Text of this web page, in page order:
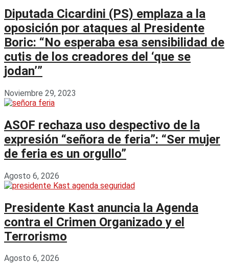
Diputada Cicardini (PS) emplaza a la
oposición por ataques al Presidente
Boric: “No esperaba esa sensibilidad de
cutis de los creadores del ‘que se
jodan’”
Noviembre 29, 2023
ASOF rechaza uso despectivo de la
expresión “señora de feria”: “Ser mujer
de feria es un orgullo”
Agosto 6, 2026
Presidente Kast anuncia la Agenda
contra el Crimen Organizado y el
Terrorismo
Agosto 6, 2026